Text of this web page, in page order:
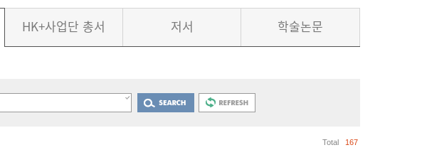
HK+사업단 총서 저서 학술논문
Total 167